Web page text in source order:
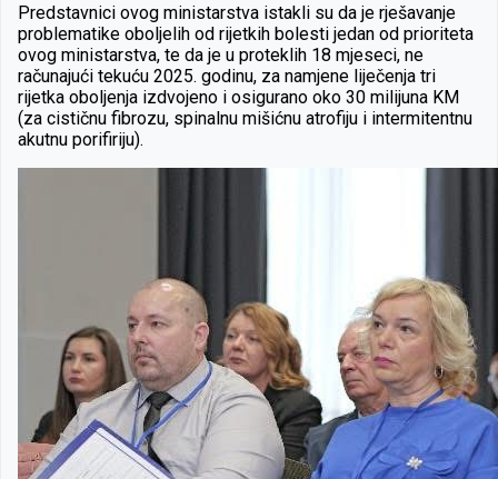
Predstavnici ovog ministarstva istakli su da je rješavanje
problematike oboljelih od rijetkih bolesti jedan od prioriteta
ovog ministarstva, te da je u proteklih 18 mjeseci, ne
računajući tekuću 2025. godinu, za namjene liječenja tri
rijetka oboljenja izdvojeno i osigurano oko 30 milijuna KM
(za cističnu fibrozu, spinalnu mišićnu atrofiju i intermitentnu
akutnu porifiriju).